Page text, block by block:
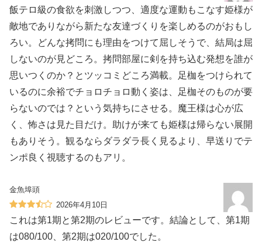
飯テロ級の食欲を刺激しつつ、適度な運動もこなす姫様が
敵地でありながら新たな友達づくりを楽しめるのがおもし
ろい。どんな拷問にも理由をつけて屈しそうで、結局は屈
しないのが見どころ。拷問部屋に剣を持ち込む発想を誰が
思いつくのか？とツッコミどころ満載。足枷をつけられて
いるのに余裕でチョロチョロ動く姿は、足枷そのものが要
らないのでは？という気持ちにさせる。魔王様は心が広
く、怖さは見た目だけ。助けが来ても姫様は帰らない展開
もありそう。観るならダラダラ長く見るより、早送りでテ
ンポ良く視聴するのもアリ。
金魚埠頭
2026年4月10日
これは第1期と第2期のレビューです。結論として、第1期
は080/100、第2期は020/100でした。